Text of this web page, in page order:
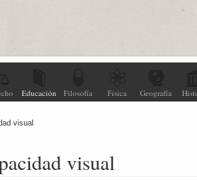
Educación Filosofía Física Geografía
visual
visual